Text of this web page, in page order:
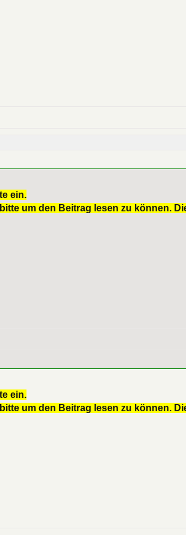
ein.
bitte um den Beitrag lesen zu können.
ein.
bitte um den Beitrag lesen zu können.